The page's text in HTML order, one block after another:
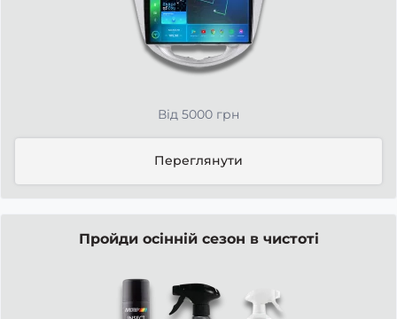
Від 5000 грн
Переглянути
Пройди осінній сезон в чистоті